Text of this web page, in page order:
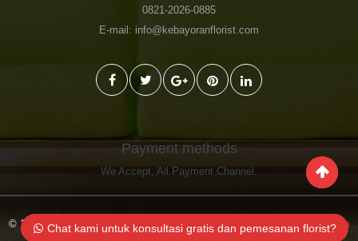
Chat kami untuk konsultasi gratis dan pemesanan florist?
0821-2026-0885
E-mail: info@kebayoranflorist.com
Payment methods
We Accept, All Payment Channel .
© 1998-2023 Toko Bunga Jakarta Kebayoran Florist Kebayoranflorist.com